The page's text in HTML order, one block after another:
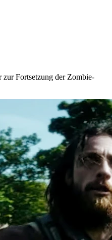
zur Fortsetzung der Zombie-